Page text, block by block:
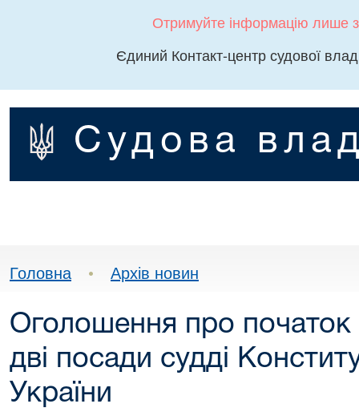
Отримуйте інформацію лише
Єдиний Контакт-центр судової
Судова
Головна • Архів новин
Оголошення про початок
дві посади судді
України